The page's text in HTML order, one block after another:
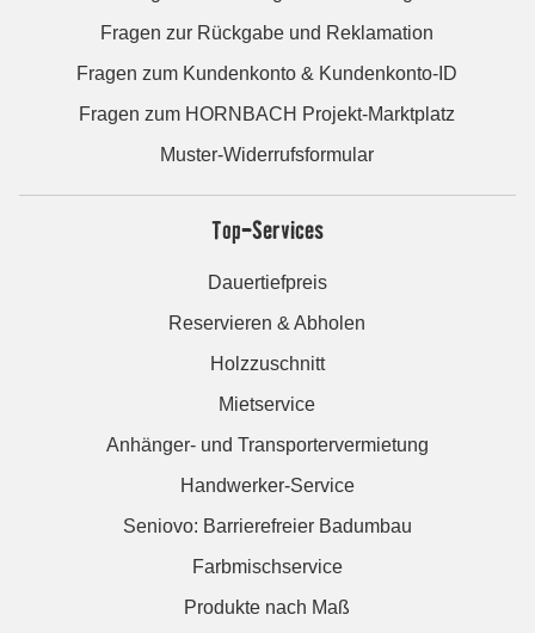
Fragen zur Rückgabe und Reklamation
Fragen zum Kundenkonto & Kundenkonto-ID
Fragen zum HORNBACH Projekt-Marktplatz
Muster-Widerrufsformular
Top-Services
Dauertiefpreis
Reservieren & Abholen
Holzzuschnitt
Mietservice
Anhänger- und Transportervermietung
Handwerker-Service
Seniovo: Barrierefreier Badumbau
Farbmischservice
Produkte nach Maß